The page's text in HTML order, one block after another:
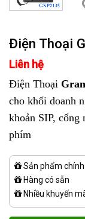
Điện Thoại
Liên hệ
Điện Thoại
cho khối doanh
khoản SIP, cổng
phím
Sản phẩm
Hàng có sẵn
Nhiều khuyến